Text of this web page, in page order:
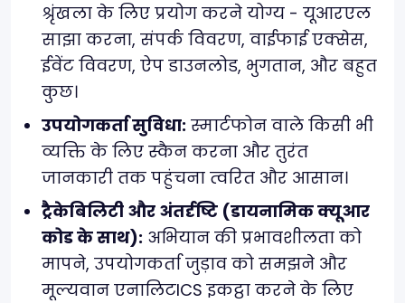
श्रृंखला के लिए प्रयोग करने योग्य - यूआरएल
साझा करना, संपर्क विवरण, वाईफाई एक्सेस,
ईवेंट विवरण, ऐप डाउनलोड, भुगतान, और बहुत
कुछ।
उपयोगकर्ता सुविधा: स्मार्टफोन वाले किसी भी
व्यक्ति के लिए स्कैन करना और तुरंत
जानकारी तक पहुंचना त्वरित और आसान।
ट्रैकेबिलिटी और अंतर्दृष्टि (डायनामिक क्यूआर
कोड के साथ): अभियान की प्रभावशीलता को
मापने, उपयोगकर्ता जुड़ाव को समझने और
मूल्यवान एनालिटICS इकट्ठा करने के लिए